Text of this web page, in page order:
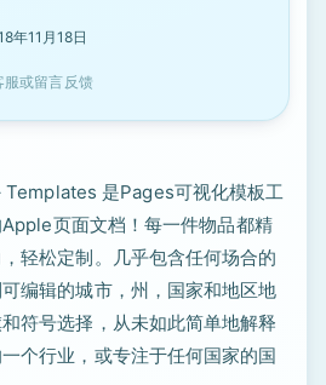
年11月18日
或留言反馈
是Pages可视化模板工
页面文档！每一件物品都精
轻松定制。几乎包含任何场合的
编辑的城市，州，国家和地区地
符号选择，从未如此简单地解释
个行业，或专注于任何国家的国